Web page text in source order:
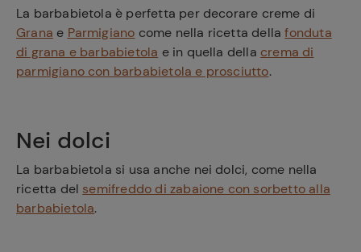
La barbabietola è perfetta per decorare creme di
Grana e Parmigiano come nella ricetta dellafonduta
di grana e barbabietola e in quella della crema di
parmigiano con barbabietola e prosciutto.
Nei dolci
La barbabietola si usa anche nei dolci, come nella
ricetta del semifreddo di zabaione con sorbetto alla
barbabietola.